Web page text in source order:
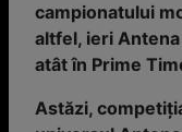
campionatului
altfel, ieri
atât în Prime
Astăzi,